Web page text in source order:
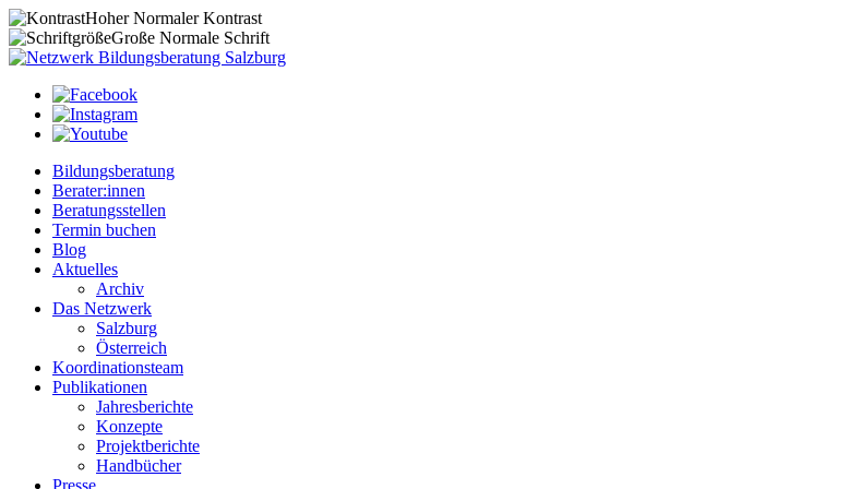
HoherNormalerKontrast
Große Normale Schrift
Bildungsberatung
Berater:innen
Beratungsstellen
Termin buchen
Blog
Aktuelles
Archiv
Das Netzwerk
Salzburg
Österreich
Koordinationsteam
Publikationen
Jahresberichte
Konzepte
Projektberichte
Handbücher
Presse